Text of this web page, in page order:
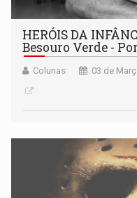
HERÓIS DA
Besouro Verde -
Colunas 03 de